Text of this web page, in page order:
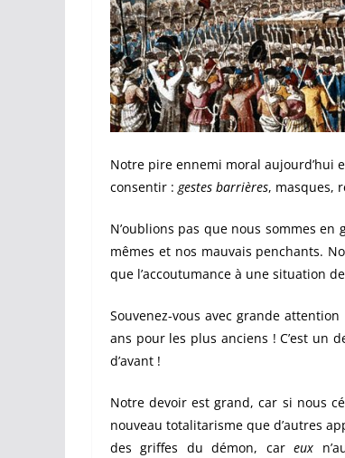
Notre pire ennemi moral aujourd’hui
consentir : gestes barrières, masques,
N’oublions pas que nous sommes
mêmes et nos mauvais penchants.
que l’accoutumance à une situation
Souvenez-vous avec grande
ans pour les plus anciens ! C’est un
d’avant !
Notre devoir est grand, car si nous
nouveau totalitarisme que d’autres
des griffes du démon, careux